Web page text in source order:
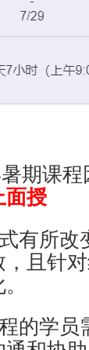
暑期课
面授
有所
，且针
的学员